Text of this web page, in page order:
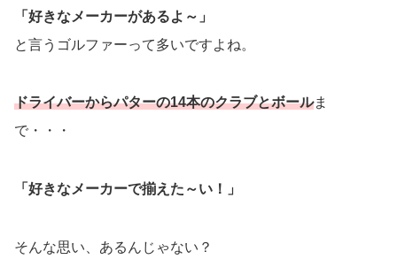
「好きなメーカーがあるよ～」
と言うゴルファーって多いですよね。
ドライバーからパターの14本のクラブとボールま
で・・・
「好きなメーカーで揃えた～い！」
そんな思い、あるんじゃない？